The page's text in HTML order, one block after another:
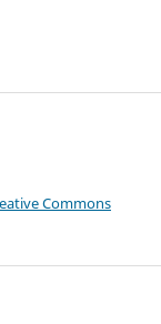
Commons